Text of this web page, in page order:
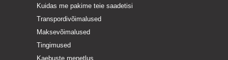
Kuidas me pakime teie saadetisi
Transpordivõimalused
Maksevõimalused
Tingimused
Kaebuste menetlus